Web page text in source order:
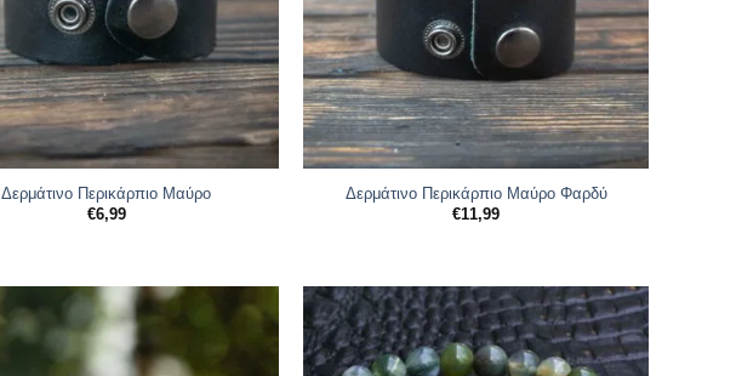
Δερμάτινο Περικάρπιο Μαύρο
€6,99
Δερμάτινο Περικάρπιο Μαύρο Φαρδύ
€11,99